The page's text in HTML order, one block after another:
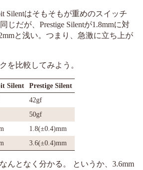
Silentはそもそもが重めのスイッチ
じだが、Prestige Silentが1.8mmに対
と浅い。つまり、急激に立ち上が
を比較してみよう。
Silent
Prestige Silent
42gf
50gf
1.8(±0.4)mm
3.6(±0.4)mm
んとなく分かる。 というか、3.6mm